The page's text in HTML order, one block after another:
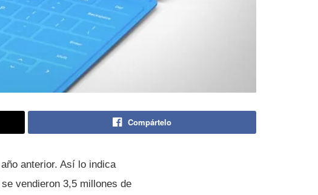
Compártelo
anterior. Así­ lo indica
vendieron 3,5 millones de